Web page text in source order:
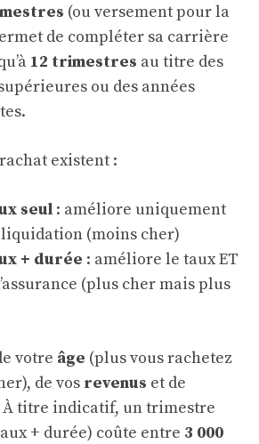
(ou versement pour la
de compléter sa carrière
12 trimestres au titre des
ou des années
existent :
seul : améliore uniquement
(moins cher)
+ durée : améliore le taux ET
(plus cher mais plus
votre âge (plus vous rachetez
de vos revenus et de
À titre indicatif, un trimestre
+ durée) coûte entre 3 000